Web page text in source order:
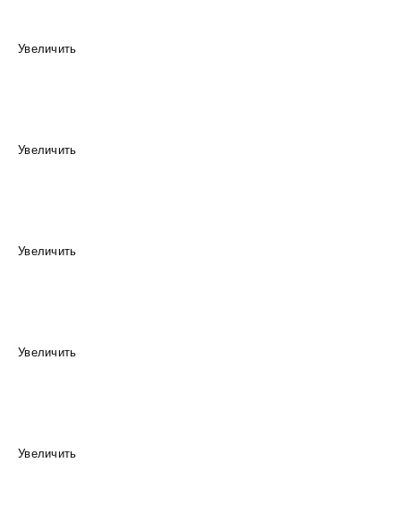
Увеличить
Увеличить
Увеличить
Увеличить
Увеличить